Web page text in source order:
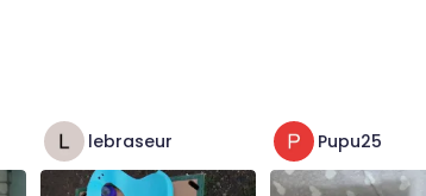
lebraseur Pupu25